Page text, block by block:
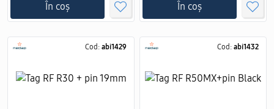
În coș În coș
Cod: abi1429 Cod: abi1432